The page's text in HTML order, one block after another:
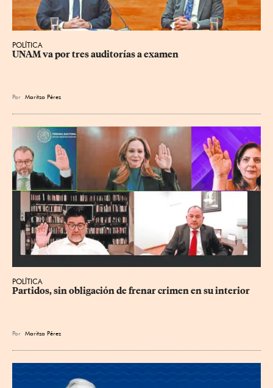
POLÍTICA
UNAM va por tres auditorías a examen
Por Maritza Pérez
POLÍTICA
Partidos, sin obligación de frenar crimen en su interior
Por Maritza Pérez